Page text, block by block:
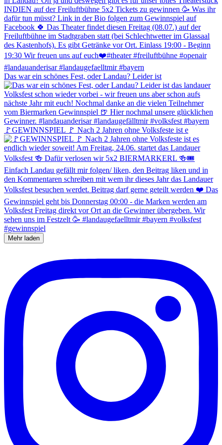
Das war ein schönes Fest, oder Landau? Leider ist
🚩GEWINNSPIEL 🚩 Nach 2 Jahren ohne Volksfeste ist e
Mehr laden